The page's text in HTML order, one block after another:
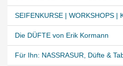
SEIFENKURSE | WORKSHOPS |
Die DÜFTE von Erik Kormann
Für Ihn: NASSRASUR, Düfte &